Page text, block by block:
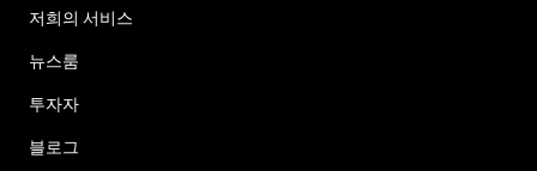
저희의 서비스
뉴스룸
투자자
블로그